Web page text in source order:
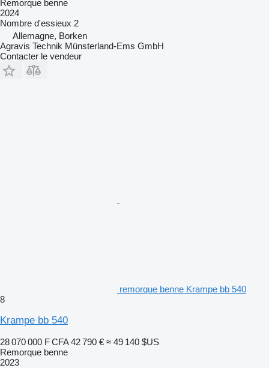
Remorque benne
2024
Nombre d'essieux 2
Allemagne, Borken
Agravis Technik Münsterland-Ems GmbH
Contacter le vendeur
remorque benne Krampe bb 540
8
Krampe bb 540
28 070 000 F CFA 42 790 € ≈ 49 140 $US
Remorque benne
2023